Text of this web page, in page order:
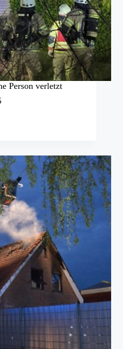
Person verletzt